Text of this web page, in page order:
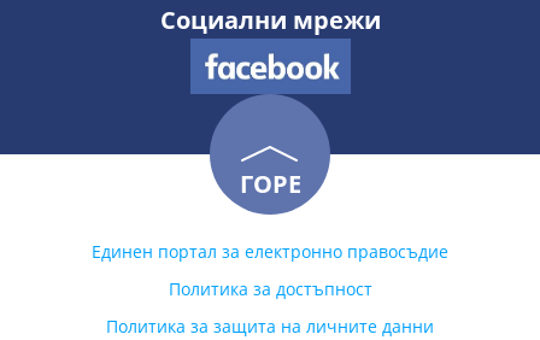
Социални мрежи
ГОРЕ
Единен портал за електронно правосъдие
Политика за достъпност
Политика за защита на личните данни